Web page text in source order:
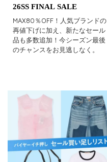
26SS FINAL SALE
MAX80％OFF！人気ブランドの
再値下げに加え、新たなセール
品も多数追加！今シーズン最後
のチャンスをお見逃しなく。